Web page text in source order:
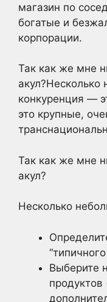
магазин по
богатые и
корпорации.
Так как же мне
акул?Несколько
конкуренция —
это крупные,
Так как же мне
акул?
Несколько
Выберите